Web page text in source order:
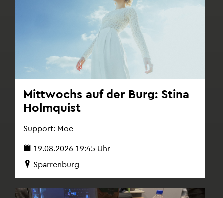
Mitt­wochs auf der Burg: Stina
Holm­quist
Sup­port: Moe
19.08.2026 19:45 Uhr
Spar­ren­burg